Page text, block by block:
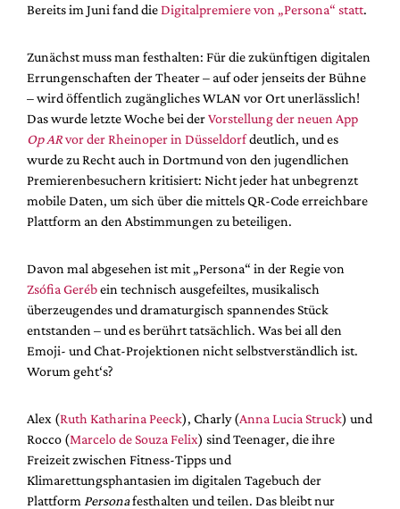
Bereits im Juni fand dieDigitalpremiere von „Persona“ statt.
Zunächst muss man festhalten: Für die zukünftigen digitalen
Errungenschaften der Theater – auf oder jenseits der Bühne
– wird öffentlich zugängliches WLAN vor Ort unerlässlich!
Das wurde letzte Woche bei derVorstellung der neuen App
Op ARvor der Rheinoper in Düsseldorfdeutlich, und es
wurde zu Recht auch in Dortmund von den jugendlichen
Premierenbesuchern kritisiert: Nicht jeder hat unbegrenzt
mobile Daten, um sich über die mittels QR-Code erreichbare
Plattform an den Abstimmungen zu beteiligen.
Davon mal abgesehen ist mit „Persona“ in der Regie von
Zsófia Gerébein technisch ausgefeiltes, musikalisch
überzeugendes und dramaturgisch spannendes Stück
entstanden – und es berührt tatsächlich. Was bei all den
Emoji- und Chat-Projektionen nicht selbstverständlich ist.
Worum geht‘s?
Alex (Ruth Katharina Peeck), Charly (Anna Lucia Struck) und
Rocco (Marcelo de Souza Felix) sind Teenager, die ihre
Freizeit zwischen Fitness-Tipps und
Klimarettungsphantasien im digitalen Tagebuch der
Plattform Personafesthalten und teilen. Das bleibt nur